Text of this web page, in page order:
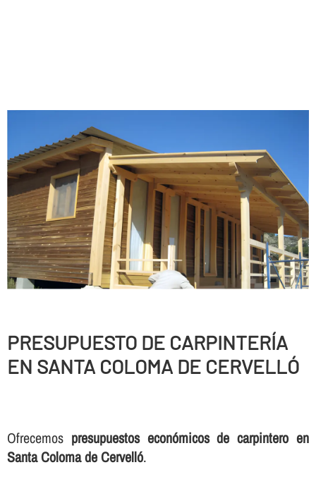
PRESUPUESTO DE CARPINTERÍ­A
EN SANTA COLOMA DE CERVELLÓ
Ofrecemos presupuestos económicos de carpintero en
Santa Coloma de Cervelló.